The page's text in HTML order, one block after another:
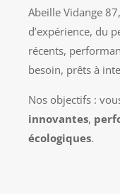
Abeille Vidange
d’expérience, du
récents,
besoin, prêts à
Nos objectifs :
innovantes,
écologiques.